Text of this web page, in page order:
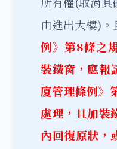
由進出大樓)。
例》第8條之
裝鐵窗，應報
廈管理條例》
處理，且加裝
內回復原狀，